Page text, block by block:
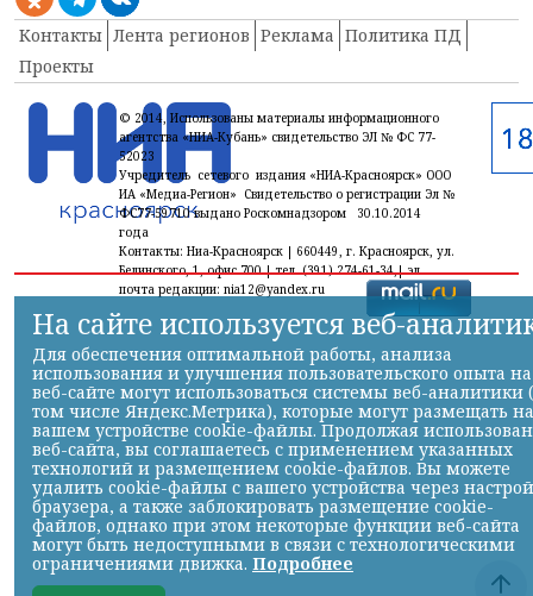
Контакты Лента регионов Реклама Политика ПД
Проекты
© 2014, Использованы материалы информационного
агентства «НИА-Кубань» свидетельство ЭЛ № ФС 77-
52023
Учредитель сетевого издания «НИА-Красноярск» ООО
ИА «Медиа-Регион» Свидетельство о регистрации Эл №
ФС77-59710 выдано Роскомнадзором 30.10.2014
года
Контакты: Ниа-Красноярск | 660449, г. Красноярск, ул.
Белинского, 1, офис 700 | тел. (391) 274-61-34,| эл.
почта редакции: nia12@yandex.ru
На сайте используется веб-
Для обеспечения оптимальной работы, анализа
использования и улучшения пользовательского опыта на
веб-сайте могут использоваться системы веб-аналитики
том числе Яндекс.Метрика), которые могут размещать на
вашем устройстве cookie-файлы. Продолжая
веб-сайта, вы соглашаетесь с применением указанных
технологий и размещением cookie-файлов. Вы можете
удалить cookie-файлы с вашего устройства через
браузера, а также заблокировать размещение cookie-
файлов, однако при этом некоторые функции веб-сайта
могут быть недоступными в связи с технологическими
ограничениями движка. Подробнее